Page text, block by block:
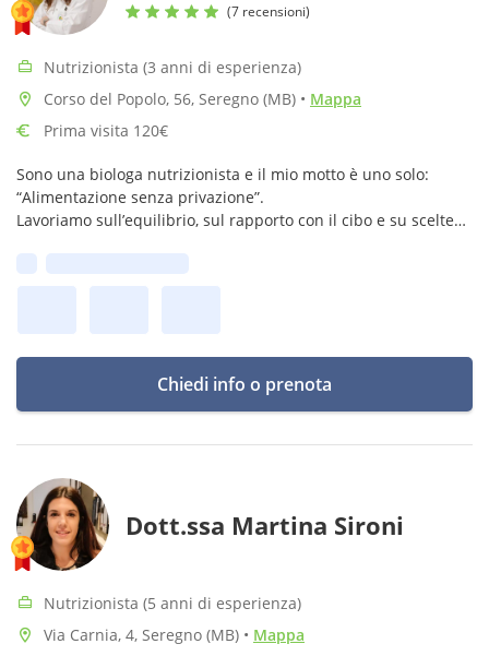
(7 recensioni)
Nutrizionista (3 anni di esperienza)
Corso del Popolo, 56, Seregno (MB) • Mappa
Prima visita 120€
Sono una biologa nutrizionista e il mio motto è uno solo:
“Alimentazione senza privazione”.
Lavoriamo sull’equilibrio, sul rapporto con il cibo e su scelte
Chiedi info o prenota
Dott.ssa Martina Sironi
Nutrizionista (5 anni di esperienza)
Via Carnia, 4, Seregno (MB) • Mappa